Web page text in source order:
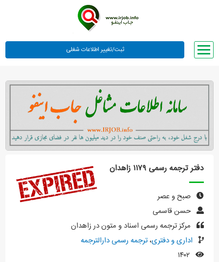
وبلاگ
معرفی ما
تعرفه ها
راهنما
ورود یا عضویت
دفتر ترجمه رسمی ۱۱۷۹ زاهدان
صبح و عصر
حسن قاسمی
مرکز ترجمه رسمی اسناد و متون در زاهدان
اداری و دفتری،ترجمه رسمی دارالترجمه
۱۴۰۲